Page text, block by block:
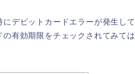
デビットカードエラーが発生して
有効期限をチェックされてみては